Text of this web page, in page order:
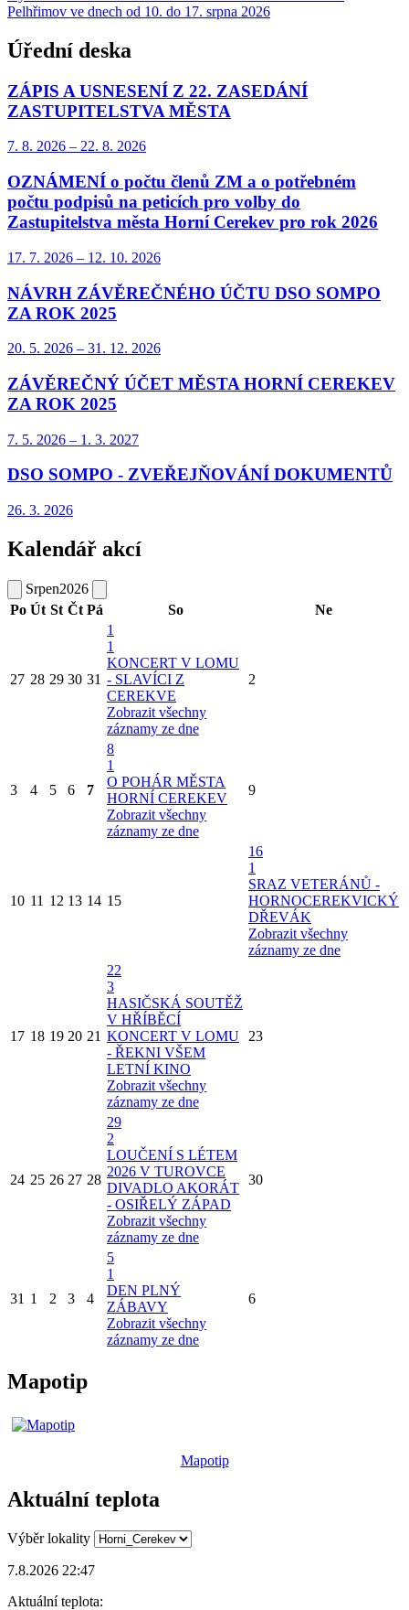
Pelhřimov ve dnech od 10. do 17. srpna 2026
Úřední deska
ZÁPIS A USNESENÍ Z 22. ZASEDÁNÍ
ZASTUPITELSTVA MĚSTA
7. 8. 2026 – 22. 8. 2026
OZNÁMENÍ o počtu členů ZM a o potřebném
počtu podpisů na peticích pro volby do
Zastupitelstva města Horní Cerekev pro rok 2026
17. 7. 2026 – 12. 10. 2026
NÁVRH ZÁVĚREČNÉHO ÚČTU DSO SOMPO
ZA ROK 2025
20. 5. 2026 – 31. 12. 2026
ZÁVĚREČNÝ ÚČET MĚSTA HORNÍ CEREKEV
ZA ROK 2025
7. 5. 2026 – 1. 3. 2027
DSO SOMPO - ZVEŘEJŇOVÁNÍ DOKUMENTŮ
26. 3. 2026
Kalendář akcí
Srpen2026
Po Út St Čt Pá So Ne
27 28 29 30 31
1
1
KONCERT V LOMU
- SLAVÍCI Z
CEREKVE
Zobrazit všechny
záznamy ze dne
2
3 4 5 6 7
8
1
O POHÁR MĚSTA
HORNÍ CEREKEV
Zobrazit všechny
záznamy ze dne
9
10 11 12 13 14 15
16
1
SRAZ VETERÁNŮ -
HORNOCEREKVICKÝ
DŘEVÁK
Zobrazit všechny
záznamy ze dne
17 18 19 20 21
22
3
HASIČSKÁ SOUTĚŽ
V HŘÍBĚCÍ
KONCERT V LOMU
- ŘEKNI VŠEM
LETNÍ KINO
Zobrazit všechny
záznamy ze dne
23
24 25 26 27 28
29
2
LOUČENÍ S LÉTEM
2026 V TUROVCE
DIVADLO AKORÁT
- OSIŘELÝ ZÁPAD
Zobrazit všechny
záznamy ze dne
30
31 1 2 3 4
5
1
DEN PLNÝ
ZÁBAVY
Zobrazit všechny
záznamy ze dne
6
Mapotip
Mapotip
Aktuální teplota
Výběr lokality
7.8.2026 22:47
Aktuální teplota: